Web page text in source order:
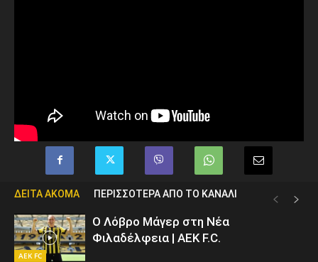
ΔΕΙΤΑ ΑΚΟΜΑ ΠΕΡΙΣΣΟΤΕΡΑ ΑΠΟ ΤΟ ΚΑΝΑΛΙ
AEK FC
Ο Λόβρο Μάγερ στη Νέα
Φιλαδέλφεια | AEK F.C.